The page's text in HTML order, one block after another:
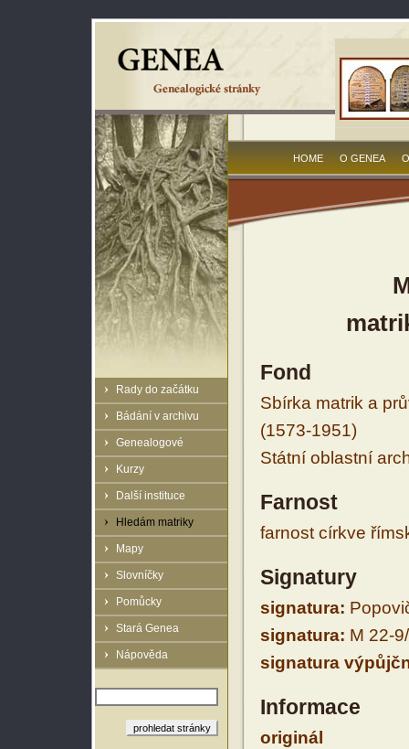
Rady do začátku
Bádání v archivu
Genealogové
Kurzy
Další instituce
Hledám matriky
Mapy
Slovníčky
Pomůcky
Stará Genea
Nápověda
HOME O GENEA
Fond
Sbírka matrik a
(1573-1951)
Státní oblastní
Farnost
farnost církve
Signatury
signatura:
signatura: M 22-
signatura
Informace
originál